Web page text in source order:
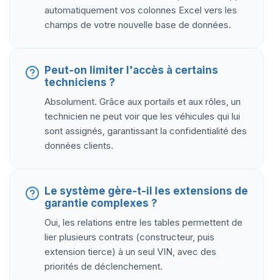
automatiquement vos colonnes Excel vers les
champs de votre nouvelle base de données.
Peut-on limiter l'accès à certains
techniciens ?
Absolument. Grâce aux portails et aux rôles, un
technicien ne peut voir que les véhicules qui lui
sont assignés, garantissant la confidentialité des
données clients.
Le système gère-t-il les extensions de
garantie complexes ?
Oui, les relations entre les tables permettent de
lier plusieurs contrats (constructeur, puis
extension tierce) à un seul VIN, avec des
priorités de déclenchement.